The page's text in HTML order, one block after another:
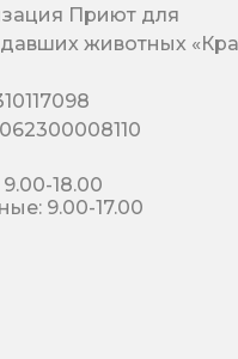
Приют для
животных
18.00
9.00-17.00